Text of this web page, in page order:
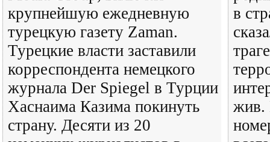
крупнейшую ежедневную
турецкую газету Zaman.
Турецкие власти заставили
корреспондента немецкого
журнала Der Spiegel в Турции
Хаснаима Казима покинуть
страну. Десяти из 20
в
жив.